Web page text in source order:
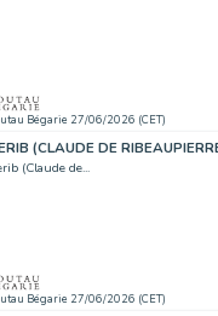
Bégarie 27/06/2026 (CET)
(Claude de...
Bégarie 27/06/2026 (CET)